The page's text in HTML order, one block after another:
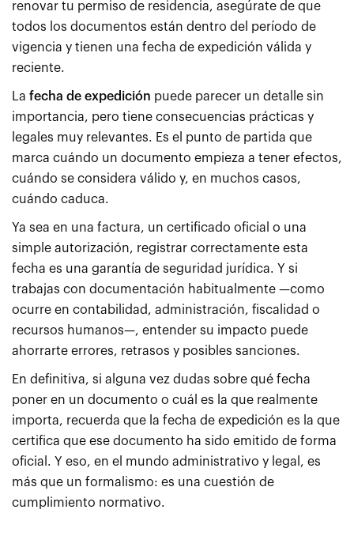
renovar tu permiso de residencia, asegúrate de que
todos los documentos están dentro del período de
vigencia y tienen una fecha de expedición válida y
reciente.
La fecha de expedición puede parecer un detalle sin
importancia, pero tiene consecuencias prácticas y
legales muy relevantes. Es el punto de partida que
marca cuándo un documento empieza a tener efectos,
cuándo se considera válido y, en muchos casos,
cuándo caduca.
Ya sea en una factura, un certificado oficial o una
simple autorización, registrar correctamente esta
fecha es una garantía de seguridad jurídica. Y si
trabajas con documentación habitualmente —como
ocurre en contabilidad, administración, fiscalidad o
recursos humanos—, entender su impacto puede
ahorrarte errores, retrasos y posibles sanciones.
En definitiva, si alguna vez dudas sobre qué fecha
poner en un documento o cuál es la que realmente
importa, recuerda que la fecha de expedición es la que
certifica que ese documento ha sido emitido de forma
oficial. Y eso, en el mundo administrativo y legal, es
más que un formalismo: es una cuestión de
cumplimiento normativo.